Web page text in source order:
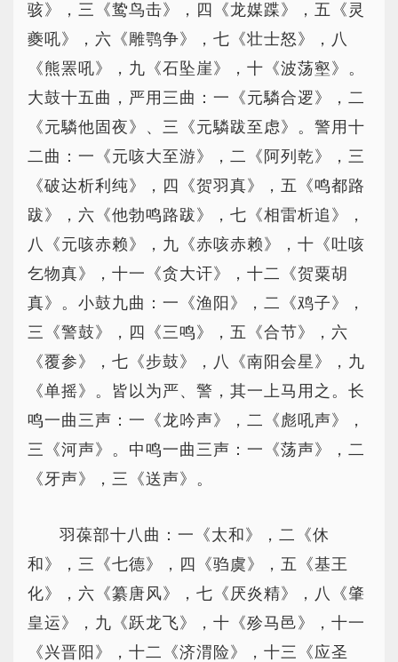
骇》，三《鸷鸟击》，四《龙媒蹀》，五《灵
夔吼》，六《雕鹗争》，七《壮士怒》，八
《熊罴吼》，九《石坠崖》，十《波荡壑》。
大鼓十五曲，严用三曲：一《元驎合逻》，二
《元驎他固夜》、三《元驎跋至虑》。警用十
二曲：一《元咳大至游》，二《阿列乾》，三
《破达析利纯》，四《贺羽真》，五《鸣都路
跋》，六《他勃鸣路跋》，七《相雷析追》，
八《元咳赤赖》，九《赤咳赤赖》，十《吐咳
乞物真》，十一《贪大讦》，十二《贺粟胡
真》。小鼓九曲：一《渔阳》，二《鸡子》，
三《警鼓》，四《三鸣》，五《合节》，六
《覆参》，七《步鼓》，八《南阳会星》，九
《单摇》。皆以为严、警，其一上马用之。长
鸣一曲三声：一《龙吟声》，二《彪吼声》，
三《河声》。中鸣一曲三声：一《荡声》，二
《牙声》，三《送声》。
羽葆部十八曲：一《太和》，二《休
和》，三《七德》，四《驺虞》，五《基王
化》，六《纂唐风》，七《厌炎精》，八《肇
皇运》，九《跃龙飞》，十《殄马邑》，十一
《兴晋阳》，十二《济渭险》，十三《应圣